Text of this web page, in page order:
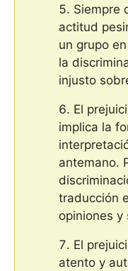
Siempre
actitud
un grupo
la
injusto
El
implica la
antemano.
traducción
opiniones y
El
atento y